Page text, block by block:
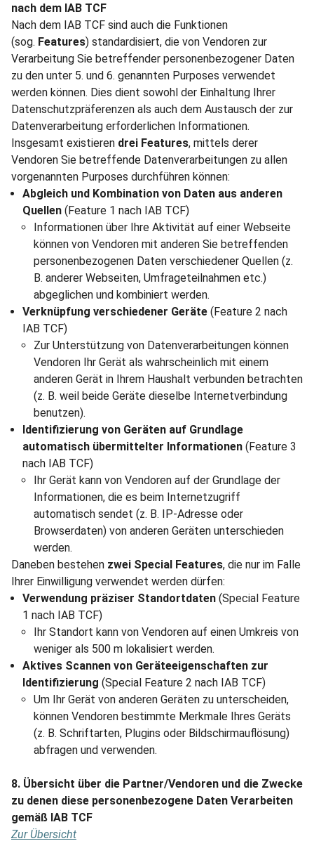
nach dem IAB TCF
Nach dem IAB TCF sind auch die Funktionen
(sog. Features) standardisiert, die von Vendoren zur
Verarbeitung Sie betreffender personenbezogener Daten
zu den unter 5. und 6. genannten Purposes verwendet
werden können. Dies dient sowohl der Einhaltung Ihrer
Datenschutzpräferenzen als auch dem Austausch der zur
Datenverarbeitung erforderlichen Informationen.
Insgesamt existieren drei Features, mittels derer
Vendoren Sie betreffende Datenverarbeitungen zu allen
vorgenannten Purposes durchführen können:
Abgleich und Kombination von Daten aus anderen
Quellen (Feature 1 nach IAB TCF)
Informationen über Ihre Aktivität auf einer Webseite
können von Vendoren mit anderen Sie betreffenden
personenbezogenen Daten verschiedener Quellen (z.
B. anderer Webseiten, Umfrageteilnahmen etc.)
abgeglichen und kombiniert werden.
Verknüpfung verschiedener Geräte (Feature 2 nach
IAB TCF)
Zur Unterstützung von Datenverarbeitungen können
Vendoren Ihr Gerät als wahrscheinlich mit einem
anderen Gerät in Ihrem Haushalt verbunden betrachten
(z. B. weil beide Geräte dieselbe Internetverbindung
benutzen).
Identifizierung von Geräten auf Grundlage
automatisch übermittelter Informationen (Feature 3
nach IAB TCF)
Ihr Gerät kann von Vendoren auf der Grundlage der
Informationen, die es beim Internetzugriff
automatisch sendet (z. B. IP-Adresse oder
Browserdaten) von anderen Geräten unterschieden
werden.
Daneben bestehen zwei Special Features, die nur im Falle
Ihrer Einwilligung verwendet werden dürfen:
Verwendung präziser Standortdaten (Special Feature
1 nach IAB TCF)
Ihr Standort kann von Vendoren auf einen Umkreis von
weniger als 500 m lokalisiert werden.
Aktives Scannen von Geräteeigenschaften zur
Identifizierung (Special Feature 2 nach IAB TCF)
Um Ihr Gerät von anderen Geräten zu unterscheiden,
können Vendoren bestimmte Merkmale Ihres Geräts
(z. B. Schriftarten, Plugins oder Bildschirmauflösung)
abfragen und verwenden.
8. Übersicht über die Partner/Vendoren und die Zwecke
zu denen diese personenbezogene Daten Verarbeiten
gemäß IAB TCF
Zur Übersicht